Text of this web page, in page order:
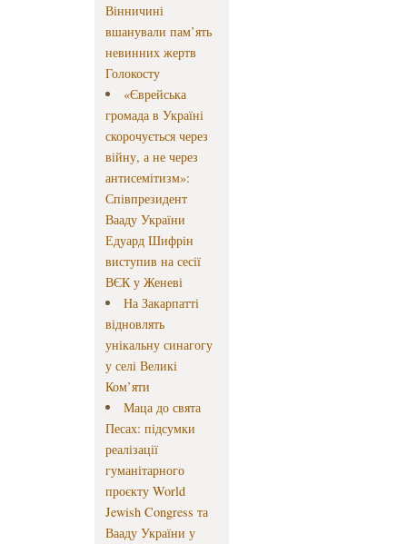
Вінничині
вшанували пам’ять
невинних жертв
Голокосту
«Єврейська
громада в Україні
скорочується через
війну, а не через
антисемітизм»:
Співпрезидент
Вааду України
Едуард Шифрін
виступив на сесії
ВЄК у Женеві
На Закарпатті
відновлять
унікальну синагогу
у селі Великі
Ком’яти
Маца до свята
Песах: підсумки
реалізації
гуманітарного
проєкту World
Jewish Congress та
Вааду України у